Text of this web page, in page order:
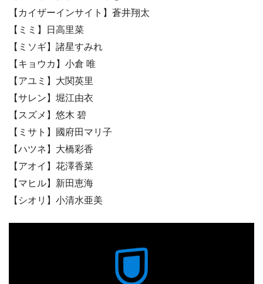
【カイザーインサイト】蒼井翔太
【ミミ】日高里菜
【ミソギ】諸星すみれ
【キョウカ】小倉 唯
【アユミ】大関英里
【サレン】堀江由衣
【スズメ】悠木 碧
【ミサト】國府田マリ子
【ハツネ】大橋彩香
【アオイ】花澤香菜
【マヒル】新田恵海
【シオリ】小清水亜美